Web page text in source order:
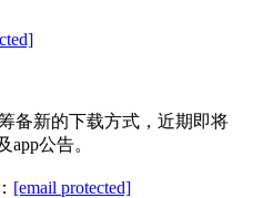
备新的下载方式，近期即将
app公告。
[email protected]